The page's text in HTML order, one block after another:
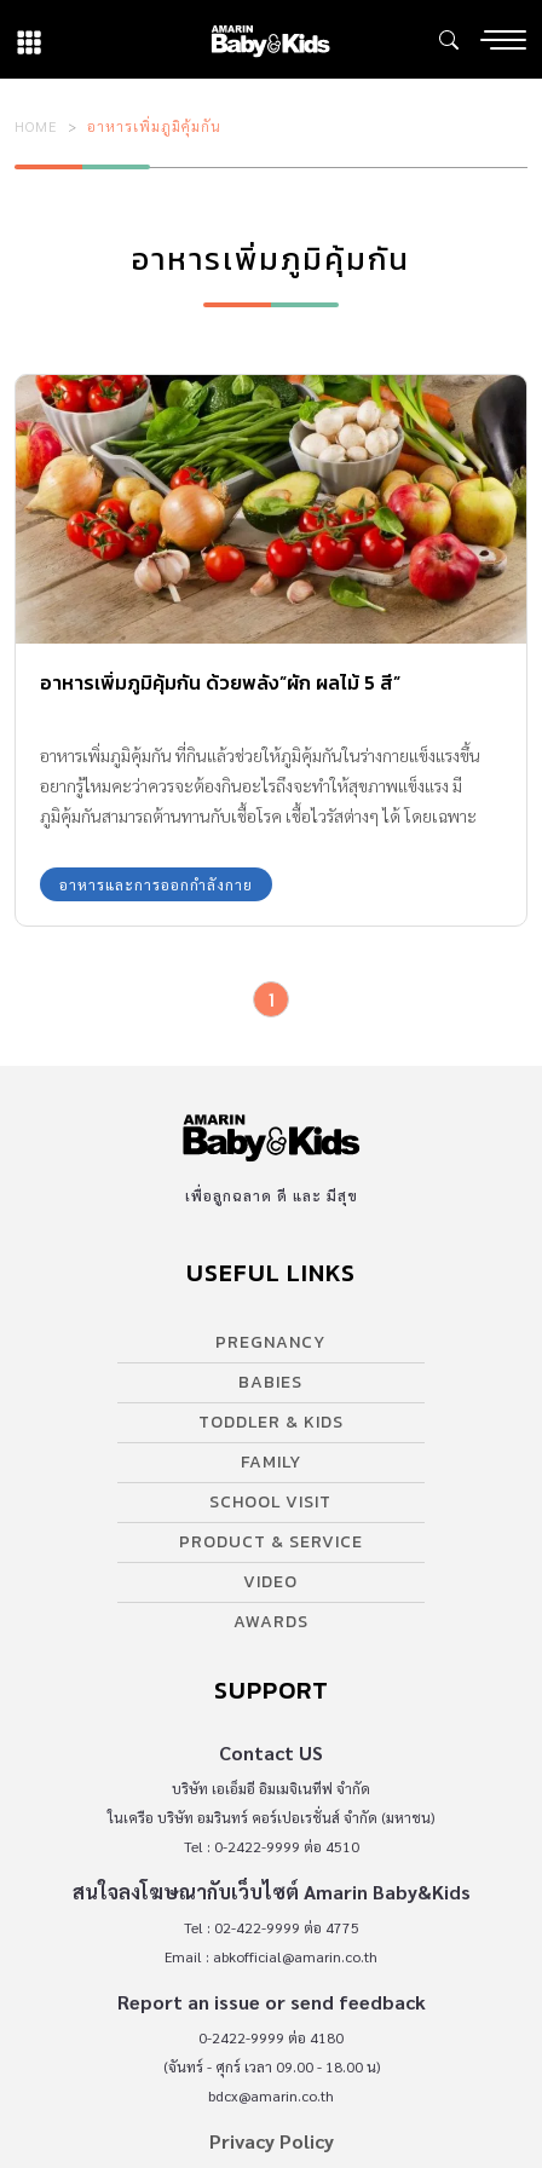
HOME อาหารเพิ่มภูมิคุ้มกัน
อาหารเพิ่มภูมิคุ้มกัน
อาหารเพิ่มภูมิคุ้มกัน ด้วยพลัง”ผัก ผลไม้ 5 สี”
อาหารเพิ่มภูมิคุ้มกัน ที่กินแล้วช่วยให้ภูมิคุ้มกันในร่างกายแข็งแรงขึ้น
อยากรู้ไหมคะว่าควรจะต้องกินอะไรถึงจะทำให้สุขภาพแข็งแรง มี
ภูมิคุ้มกันสามารถต้านทานกับเชื้อโรค เชื้อไวรัสต่างๆ ได้ โดยเฉพาะ
19) วันนี้ทีมแม่ABK มีมาแนะนำให้ค่ะ
อาหารและการออกกำลังกาย
1
เพื่อลูกฉลาด ดี และ มีสุข
USEFUL LINKS
PREGNANCY
BABIES
TODDLER & KIDS
FAMILY
SCHOOL VISIT
PRODUCT & SERVICE
VIDEO
AWARDS
SUPPORT
Contact US
บริษัท เอเอ็มอี อิมเมจิเนทีฟ จำกัด
ในเครือ บริษัท อมรินทร์ คอร์เปอเรชั่นส์ จำกัด (มหาชน)
Tel : 0-2422-9999 ต่อ 4510
สนใจลงโฆษณากับเว็บไซต์ Amarin Baby&Kids
Tel : 02-422-9999 ต่อ 4775
Email : abkofficial@amarin.co.th
Report an issue or send feedback
0-2422-9999 ต่อ 4180
(จันทร์ - ศุกร์ เวลา 09.00 - 18.00 น)
bdcx@amarin.co.th
Privacy Policy